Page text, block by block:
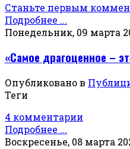
Станьте первым
Подробнее ...
Понедельник, 09 марта
«Самое драгоценное –
Опубликовано в
Теги
4 комментарии
Подробнее ...
Воскресенье, 08 марта